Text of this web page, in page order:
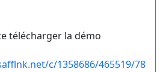
télécharger la démo
c/1358686/465519/78